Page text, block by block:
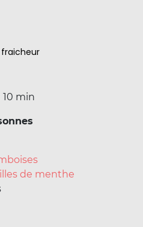
fraicheur
10 min
de menthe